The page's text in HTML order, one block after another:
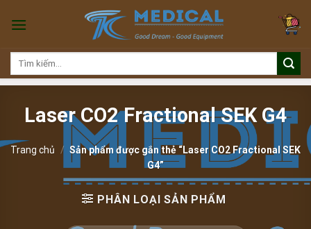
Tìm
Laser CO2 Fractional SEK G4
Trang chủ / Sản phẩm được gắn thẻ “Laser CO2 Fractional SEK
G4”
PHÂN LOẠI SẢN PHẨM